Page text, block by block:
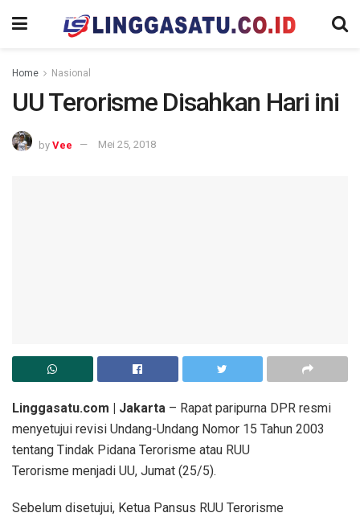
Home Nasional
UU Terorisme Disahkan Hari ini
by Vee Mei 25, 2018
Linggasatu.com | Jakarta – Rapat paripurna DPR resmi
menyetujui revisi Undang-Undang Nomor 15 Tahun 2003
tentang Tindak Pidana Terorisme atau RUU
Terorisme menjadi UU, Jumat (25/5).
Sebelum disetujui, Ketua Pansus RUU Terorisme